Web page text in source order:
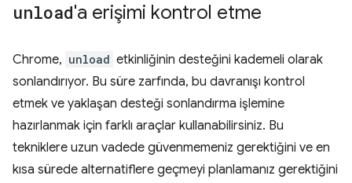
unload'a erişimi kontrol etme
Chrome, unload etkinliğinin desteğini kademeli olarak
sonlandırıyor. Bu süre zarfında, bu davranışı kontrol
etmek ve yaklaşan desteği sonlandırma işlemine
hazırlanmak için farklı araçlar kullanabilirsiniz. Bu
tekniklere uzun vadede güvenmemeniz gerektiğini ve en
kısa sürede alternatiflere geçmeyi planlamanız gerektiğini